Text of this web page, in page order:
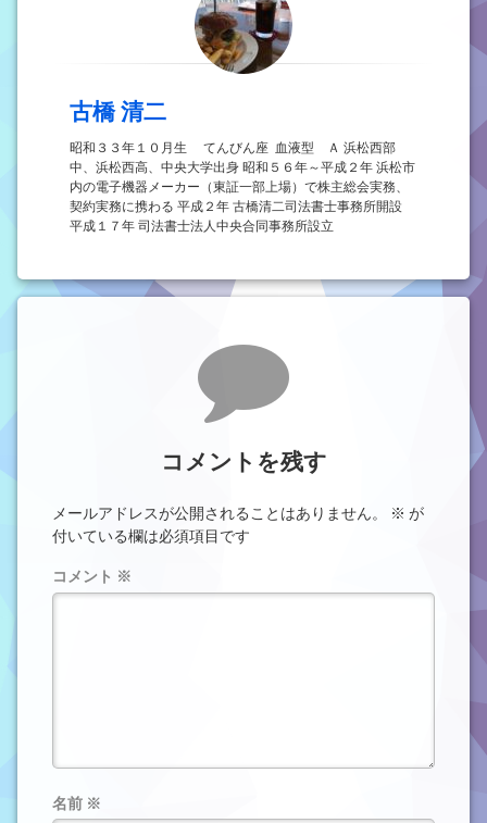
古橋 清二
昭和３３年１０月生 てんびん座 血液型 Ａ 浜松西部
中、浜松西高、中央大学出身 昭和５６年～平成２年 浜松市
内の電子機器メーカー（東証一部上場）で株主総会実務、
契約実務に携わる 平成２年 古橋清二司法書士事務所開設
平成１７年 司法書士法人中央合同事務所設立
コメントを残す
メールアドレスが公開されることはありません。 ※ が
付いている欄は必須項目です
コメント ※
名前 ※